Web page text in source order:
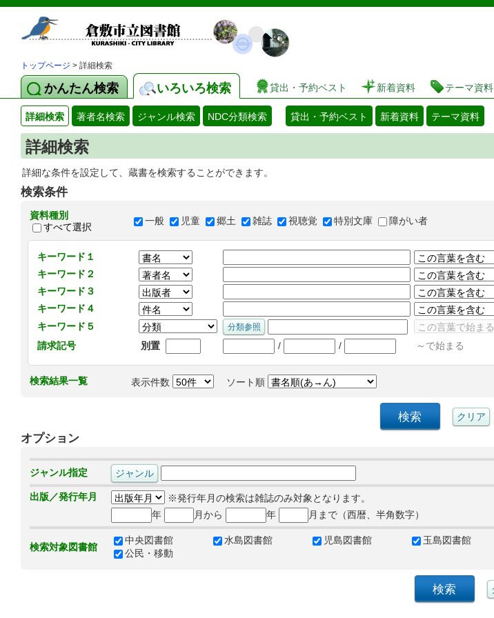
図書館 蔵書検索・予約システム
トップページ > 詳細検索
かんたん検索 いろいろ検索 貸出・予約ベスト 新着資料 テーマ資料
詳細検索 著者名検索 ジャンル検索 NDC分類検索 貸出・予約ベスト 新着資料 テーマ資料
詳細検索
詳細な条件を設定して、蔵書を検索することができます。
検索条件
資料種別
すべて選択
一般 児童 郷土 雑誌 視聴覚 特別文庫 障がい者
キーワード１
キーワード２
キーワード３
キーワード４
キーワード５
請求記号
別置 / / ～で始まる
検索結果一覧 表示件数 ソート順
オプション
ジャンル指定
出版／発行年月
※発行年月の検索は雑誌のみ対象となります。
年
月から 年 月まで（西暦、半角数字）
検索対象図書館
中央図書館 水島図書館 児島図書館 玉島図書館
公民・移動